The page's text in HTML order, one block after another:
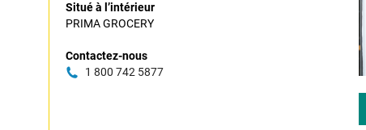
Situé à l’intérieur
PRIMA GROCERY
Contactez-nous
1 800 742 5877